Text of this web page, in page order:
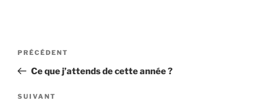
Navigation
l’article
Article
précédent
PRÉCÉDENT
Ce que j’attends de cette année ?
Article
SUIVANT